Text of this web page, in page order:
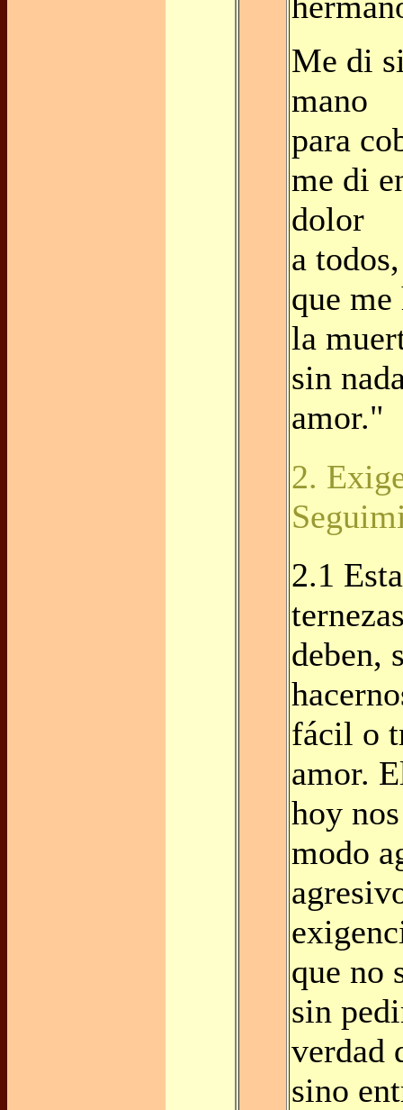
Me di
mano
para
me di
dolor
a
que me
la
sin
amor."
2.
2.1
deben,
fácil o
amor.
hoy
modo
que no
sin
verdad
sino